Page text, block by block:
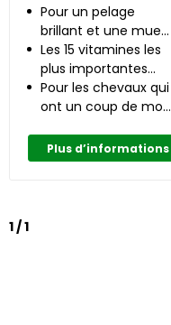
Pour un pelage
brillant et une mue
facile
Les 15 vitamines les
plus importantes
pour les chevaux
Pour les chevaux qui
ont un coup de mou
de saison
Plus d’informations
1 / 1